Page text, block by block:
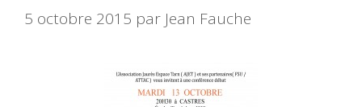
5 octobre 2015 par Jean Fauche